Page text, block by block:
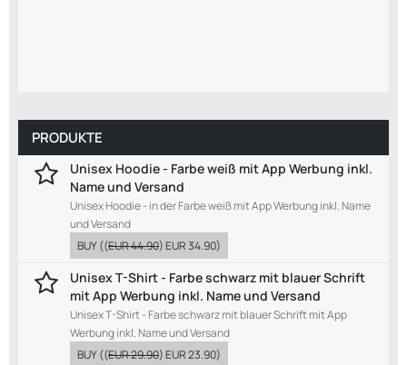
PRODUKTE
Unisex Hoodie - Farbe weiß mit App Werbung inkl.
Name und Versand
Unisex Hoodie - in der Farbe weiß mit App Werbung inkl. Name
und Versand
BUY((EUR 44.90)EUR 34.90)
Unisex T-Shirt - Farbe schwarz mit blauer Schrift
mit App Werbung inkl. Name und Versand
Unisex T-Shirt - Farbe schwarz mit blauer Schrift mit App
Werbung inkl. Name und Versand
BUY((EUR 29.90)EUR 23.90)